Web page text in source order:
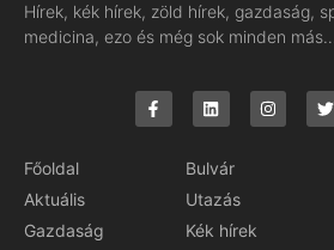
Hírek, kék hírek, zöld hírek, gazdaság,
medicina, ezo és még sok minden más…
Főoldal
Aktuális
Gazdaság
Bulvár
Utazás
Kék hírek